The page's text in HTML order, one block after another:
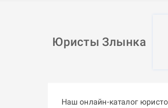
Юристы Злынка
Наш онлайн-каталог